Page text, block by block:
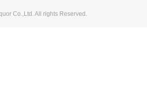
Co.,Ltd. All rights Reserved.